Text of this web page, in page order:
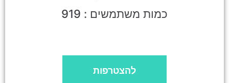
כמות משתמשים : 919
להצטרפות